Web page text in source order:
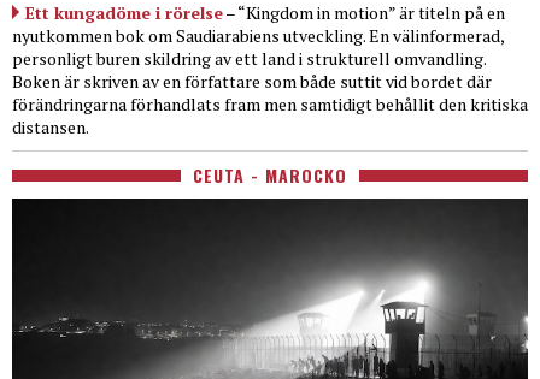
Ett kungadöme i rörelse– “Kingdom in motion” är titeln på en
nyutkommen bok om Saudiarabiens utveckling. En välinformerad,
personligt buren skildring av ett land i strukturell omvandling.
Boken är skriven av en författare som både suttit vid bordet där
förändringarna förhandlats fram men samtidigt behållit den kritiska
distansen.
CEUTA - MAROCKO